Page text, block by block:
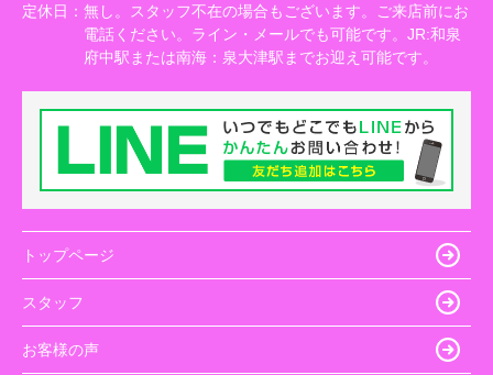
定休日： 無し。スタッフ不在の場合もございます。ご来店前にお
電話ください。ライン・メールでも可能です。JR:和泉
府中駅または南海：泉大津駅までお迎え可能です。
トップページ
スタッフ
お客様の声